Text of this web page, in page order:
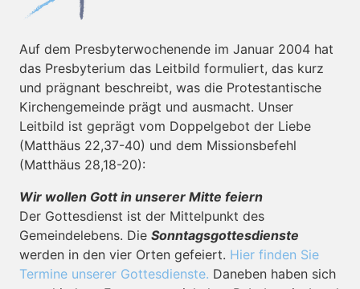
Auf dem Presbyterwochenende im Januar 2004 hat
das Presbyterium das Leitbild formuliert, das kurz
und prägnant beschreibt, was die Protestantische
Kirchengemeinde prägt und ausmacht. Unser
Leitbild ist geprägt vom Doppelgebot der Liebe
(Matthäus 22,37-40) und dem Missionsbefehl
(Matthäus 28,18-20):
Wir wollen Gott in unserer Mitte feiern
Der Gottesdienst ist der Mittelpunkt des
Gemeindelebens. Die Sonntagsgottesdienste
werden in den vier Orten gefeiert. Hier finden Sie
Termine unserer Gottesdienste. Daneben haben sich